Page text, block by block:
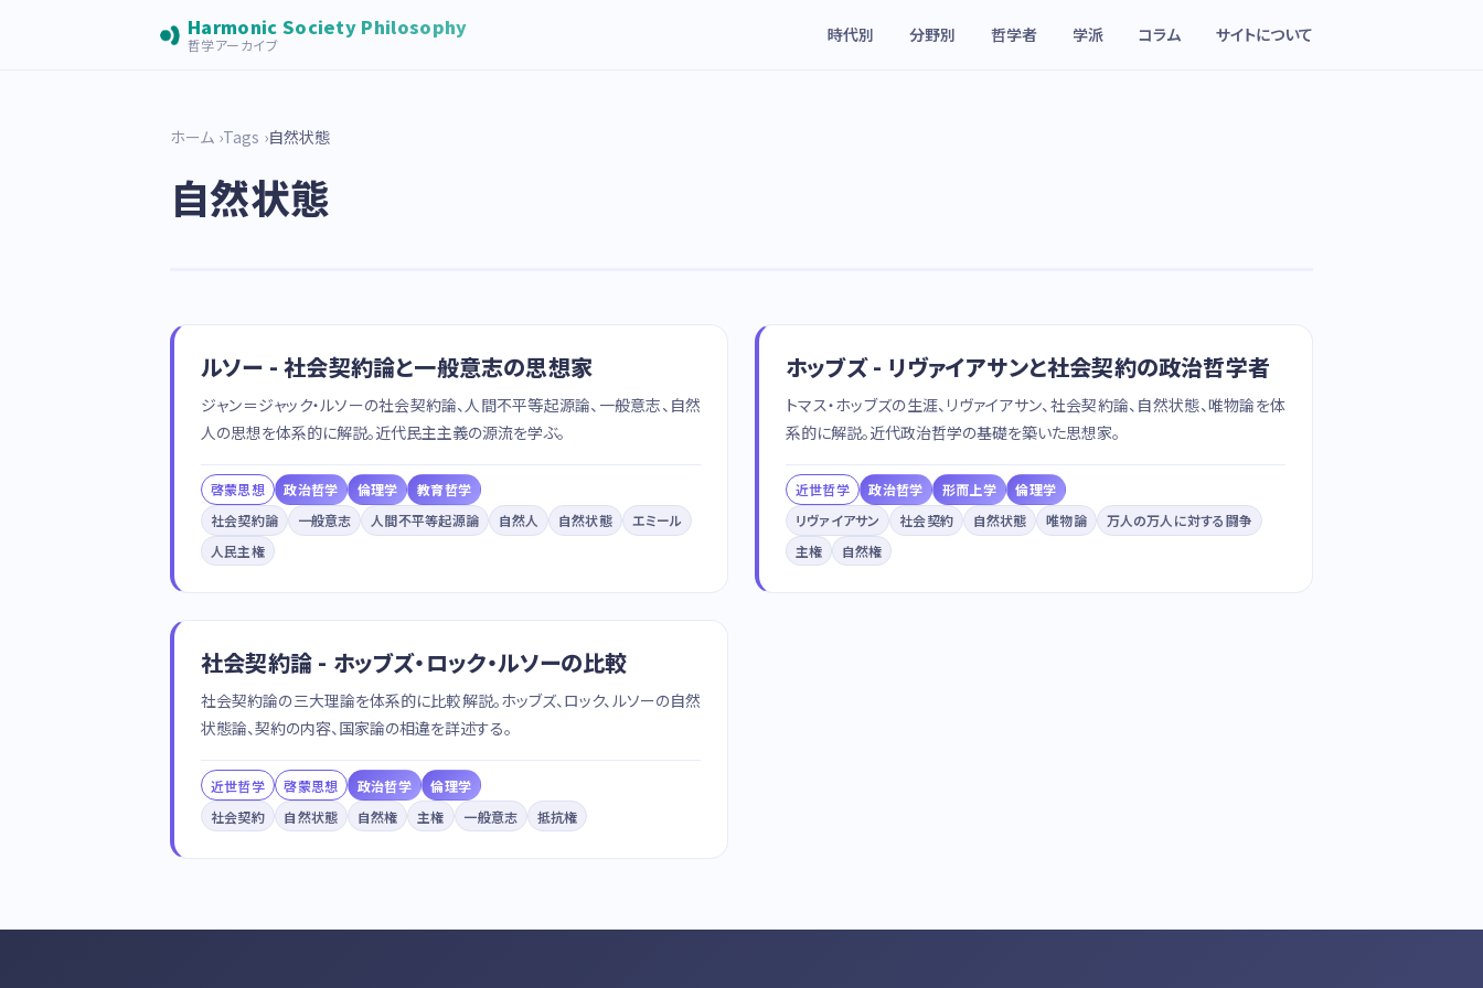
Harmonic Society Philosophy
哲学アーカイブ 時代別 分野別 哲学者 学派 コラム サイトについて
ホーム Tags 自然状態
自然状態
ルソー - 社会契約論と一般意志の思想家
ジャン＝ジャック・ルソーの社会契約論、人間不平等起源論、一般意志、自然
人の思想を体系的に解説。近代民主主義の源流を学ぶ。
啓蒙思想 政治哲学 倫理学
教育哲学
社会契約論
一般意志 人間不平等起源論 自然人 自然状態
エミール
人民主権
ホッブズ - リヴァイアサンと社会契約の政治哲学者
トマス・ホッブズの生涯、リヴァイアサン、社会契約論、自然状態、唯物論を体
系的に解説。近代政治哲学の基礎を築いた思想家。
近世哲学 政治哲学 形而上学
倫理学
リヴァイアサン
社会契約 自然状態 唯物論
万人の万人に対する闘争
主権
自然権
社会契約論 - ホッブズ・ロック・ルソーの比較
社会契約論の三大理論を体系的に比較解説。ホッブズ、ロック、ルソーの自然
状態論、契約の内容、国家論の相違を詳述する。
近世哲学 啓蒙思想 政治哲学
倫理学
社会契約
自然状態 自然権 主権 一般意志 抵抗権